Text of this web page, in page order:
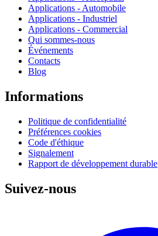
Applications - Automobile
Applications - Industriel
Applications - Commercial
Qui sommes-nous
Événements
Contacts
Blog
Informations
Politique de confidentialité
Préférences cookies
Code d'éthique
Signalement
Rapport de développement durable
Suivez-nous